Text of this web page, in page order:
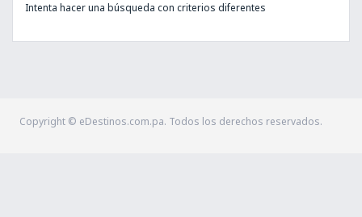
Intenta hacer una búsqueda con criterios diferentes
Copyright © eDestinos.com.pa. Todos los derechos reservados.